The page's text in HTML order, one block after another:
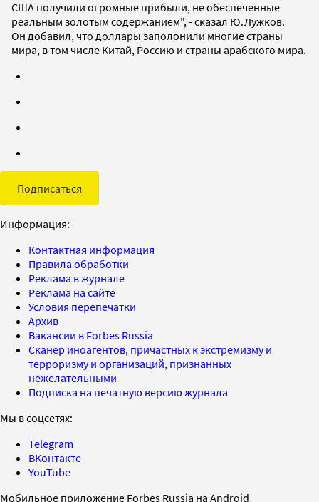
США получили огромные прибыли, не обеспеченные
реальным золотым содержанием", - сказал Ю.Лужков.
Он добавил, что доллары заполонили многие страны
мира, в том числе Китай, Россию и страны арабского мира.
Подписаться
Информация:
Контактная информация
Правила обработки
Реклама в журнале
Реклама на сайте
Условия перепечатки
Архив
Вакансии в Forbes Russia
Сканер иноагентов, причастных к экстремизму и
терроризму и организаций, признанных
нежелательными
Подписка на печатную версию журнала
Мы в соцсетях:
Telegram
ВКонтакте
YouTube
Мобильное приложение Forbes Russia на Android